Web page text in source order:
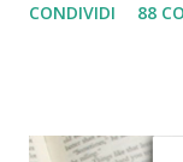
ancora da varie
altrettante hanno
CONDIVIDI 88